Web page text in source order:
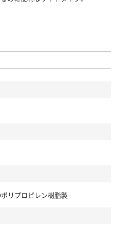
プロピレン樹脂製